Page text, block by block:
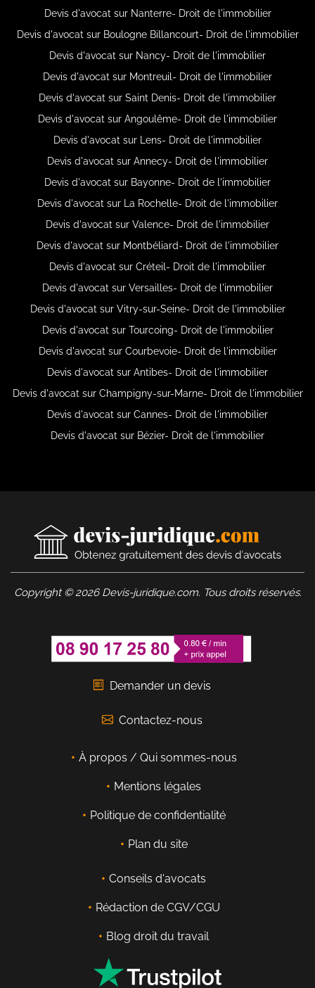
Devis d'avocat sur Nanterre- Droit de l'immobilier
Devis d'avocat sur Boulogne Billancourt- Droit de l'immobilier
Devis d'avocat sur Nancy- Droit de l'immobilier
Devis d'avocat sur Montreuil- Droit de l'immobilier
Devis d'avocat sur Saint Denis- Droit de l'immobilier
Devis d'avocat sur Angoulême- Droit de l'immobilier
Devis d'avocat sur Lens- Droit de l'immobilier
Devis d'avocat sur Annecy- Droit de l'immobilier
Devis d'avocat sur Bayonne- Droit de l'immobilier
Devis d'avocat sur La Rochelle- Droit de l'immobilier
Devis d'avocat sur Valence- Droit de l'immobilier
Devis d'avocat sur Montbéliard- Droit de l'immobilier
Devis d'avocat sur Créteil- Droit de l'immobilier
Devis d'avocat sur Versailles- Droit de l'immobilier
Devis d'avocat sur Vitry-sur-Seine- Droit de l'immobilier
Devis d'avocat sur Tourcoing- Droit de l'immobilier
Devis d'avocat sur Courbevoie- Droit de l'immobilier
Devis d'avocat sur Antibes- Droit de l'immobilier
Devis d'avocat sur Champigny-sur-Marne- Droit de l'immobilier
Devis d'avocat sur Cannes- Droit de l'immobilier
Devis d'avocat sur Bézier- Droit de l'immobilier
Copyright © 2026 Devis-juridique.com. Tous droits réservés.
Demander un devis
Contactez-nous
À propos / Qui sommes-nous
Mentions légales
Politique de confidentialité
Plan du site
Conseils d'avocats
Rédaction de CGV/CGU
Blog droit du travail